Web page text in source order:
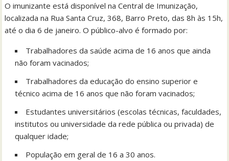
O imunizante está disponível na Central de Imunização,
localizada na Rua Santa Cruz, 368, Barro Preto, das 8h às 15h,
até o dia 6 de janeiro. O público-alvo é formado por:
Trabalhadores da saúde acima de 16 anos que ainda
não foram vacinados;
Trabalhadores da educação do ensino superior e
técnico acima de 16 anos que não foram vacinados;
Estudantes universitários (escolas técnicas, faculdades,
institutos ou universidade da rede pública ou privada) de
qualquer idade;
População em geral de 16 a 30 anos.